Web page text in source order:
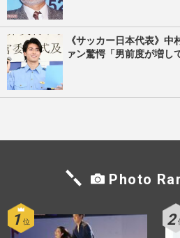
《サッカー日本代表》
ァン驚愕「男前度が増し
Photo